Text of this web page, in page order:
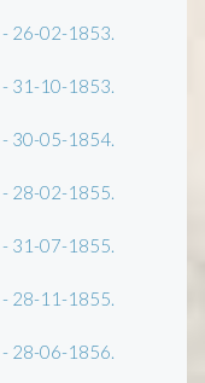
26-02-1853.
31-10-1853.
30-05-1854.
28-02-1855.
31-07-1855.
28-11-1855.
28-06-1856.